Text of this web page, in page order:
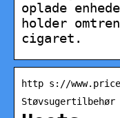
oplade
holder
cigaret.
http s://
Støvsugertilbehør